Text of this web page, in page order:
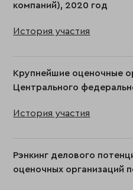
компаний), 2020 год
История участия
Крупнейшие оценочные
Центрального
История участия
Рэнкинг делового
оценочных организаций